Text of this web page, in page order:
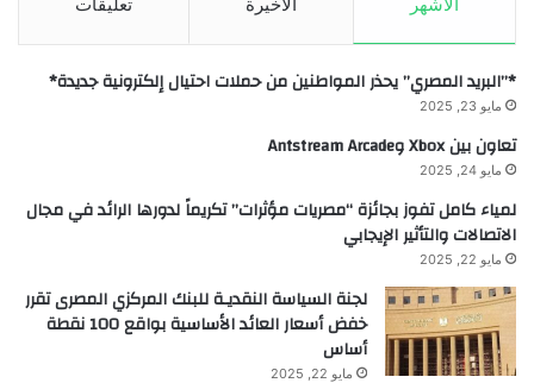
*”البريد المصري” يحذر المواطنين من حملات احتيال إلكترونية جديدة*
مايو 23, 2025
تعاون بين Xbox وAntstream Arcade
مايو 24, 2025
لمياء كامل تفوز بجائزة “مصريات مؤثرات” تكريماً لدورها الرائد في مجال
الاتصالات والتأثير الإيجابي
مايو 22, 2025
لجنة السياسة النقديـة للبنك المركزي المصرى تقرر
خفض أسعار العائد الأساسية بواقع 100 نقطة
أساس
مايو 22, 2025